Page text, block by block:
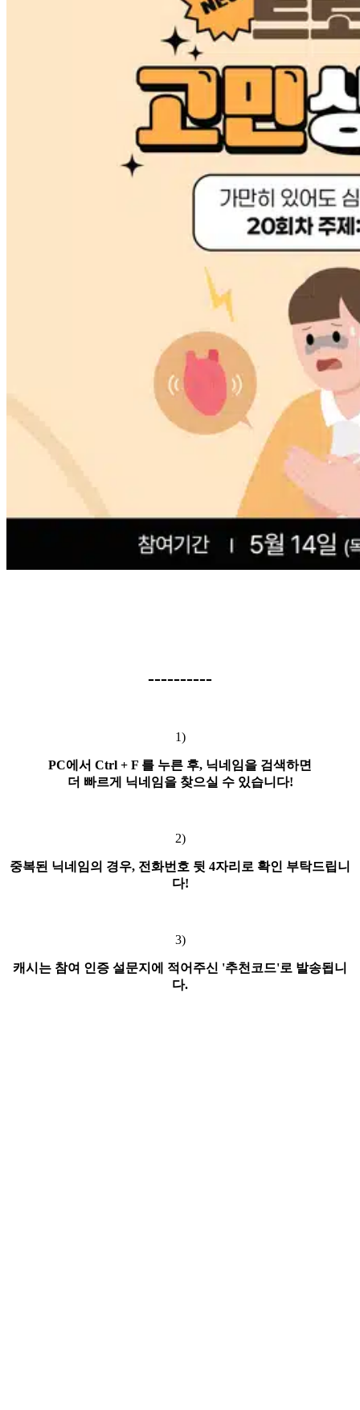
----------
1)
PC에서 Ctrl + F 를 누른 후, 닉네임을 검색하면
더 빠르게 닉네임을 찾으실 수 있습니다!
2)
중복된 닉네임의 경우, 전화번호 뒷 4자리로 확인 부탁드립니
다!
3)
캐시는 참여 인증 설문지에 적어주신 '추천코드'로 발송됩니
다.